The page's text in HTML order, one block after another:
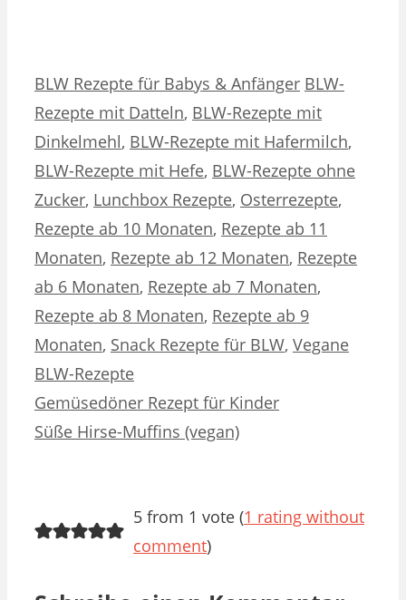
Kategorien
BLW Rezepte für Babys & Anfänger Schlagwörter
BLW-
Rezepte mit Datteln, BLW-Rezepte mit
Dinkelmehl, BLW-Rezepte mit Hafermilch,
BLW-Rezepte mit Hefe, BLW-Rezepte ohne
Zucker, Lunchbox Rezepte, Osterrezepte,
Rezepte ab 10 Monaten, Rezepte ab 11
Monaten, Rezepte ab 12 Monaten, Rezepte
ab 6 Monaten, Rezepte ab 7 Monaten,
Rezepte ab 8 Monaten, Rezepte ab 9
Monaten, Snack Rezepte für BLW, Vegane
BLW-Rezepte
Gemüsedöner Rezept für Kinder
Süße Hirse-Muffins (vegan)
5 from 1 vote (1 rating without
comment)